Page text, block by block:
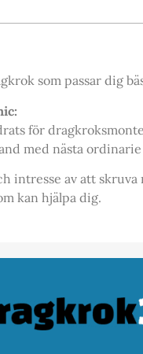
som passar dig
för
med nästa
intresse av att
kan hjälpa dig.